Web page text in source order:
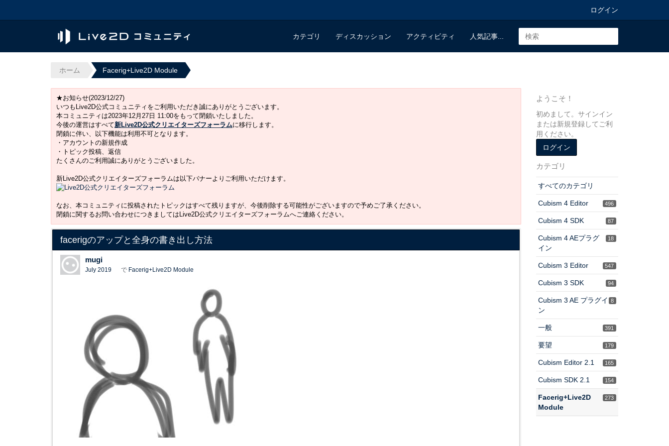
ログイン
カテゴリ ディスカッション アクティビティ 人気記事...
ホーム Facerig+Live2D Module
★お知らせ(2023/12/27)
いつもLive2D公式コミュニティをご利用いただき誠にありがとうございます。
本コミュニティは2023年12月27日 11:00をもって閉鎖いたしました。
今後の運営はすべて新Live2D公式クリエイターズフォーラムに移行します。
閉鎖に伴い、以下機能は利用不可となります。
・アカウントの新規作成
・トピック投稿、返信
たくさんのご利用誠にありがとうございました。
新Live2D公式クリエイターズフォーラムは以下バナーよりご利用いただけます。
なお、本コミュニティに投稿されたトピックはすべて残りますが、今後削除する可能性がございますので予めご了承ください。
閉鎖に関するお問い合わせにつきましてはLive2D公式クリエイターズフォーラムへご連絡ください。
facerigのアップと全身の書き出し方法
mugi
July 2019 で Facerig+Live2D Module
ようこそ！
初めまして。サインイン
または新規登録してご利
用ください。
ログイン
カテゴリ
すべてのカテゴリ
496
Cubism 4 Editor
87
Cubism 4 SDK
18
Cubism 4 AEプラグ
イン
547
Cubism 3 Editor
94
Cubism 3 SDK
8
Cubism 3 AE プラグイ
ン
391
一般
179
要望
165
Cubism Editor 2.1
154
Cubism SDK 2.1
273
Facerig+Live2D
Module